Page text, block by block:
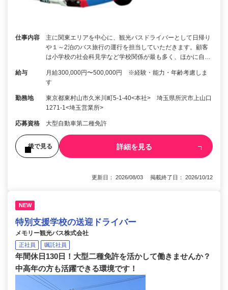
仕事内容
主に関東エリアを中心に、観光バスドライバーとして日帰り
や１～2泊のバス旅行の運行を担当していただきます。顧客
は小学校の社会科見学など学校関係が最も多く、ほかに自…
給与
月給300,000円〜500,000円 ※経験・能力・年齢考慮しま
す
勤務地
東京都東村山市久米川町5-1-40<本社> 埼玉県所沢市上山口
1271-1<埼玉営業所>
応募資格 大型自動車第二種免許
後で見る 詳細を見る
更新日： 2026/08/03 掲載終了日： 2026/10/12
NEW
特別支援学校の送迎ドライバー
メモリー観光バス株式会社
正社員 嘱託社員
年間休日130日！大型二種免許を活かして働きませんか？
中高年の方も活躍できる環境です！